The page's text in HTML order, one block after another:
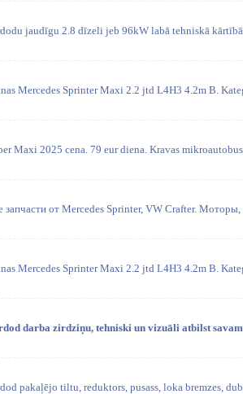
jaudīgu 2.8 dīzeli jeb 96kW labā tehniskā
Mercedes Sprinter Maxi 2.2 jtd L4H3 4.2m B.
Maxi 2025 cena. 79 eur diena. Kravas
запчасти от Mercedes Sprinter, VW Crafter.
Mercedes Sprinter Maxi 2.2 jtd L4H3 4.2m B.
darba zirdziņu, tehniski un vizuāli atbilst
pakaļējo tiltu, reduktors, pusass, loka bremzes,